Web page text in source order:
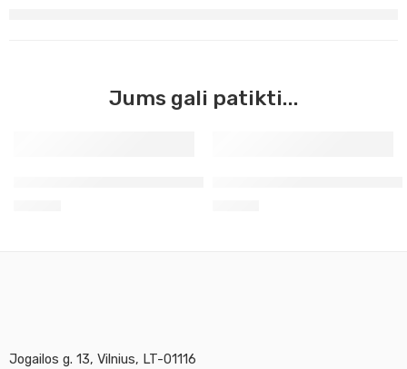
Jums gali patikti...
Jogailos g. 13, Vilnius, LT-01116